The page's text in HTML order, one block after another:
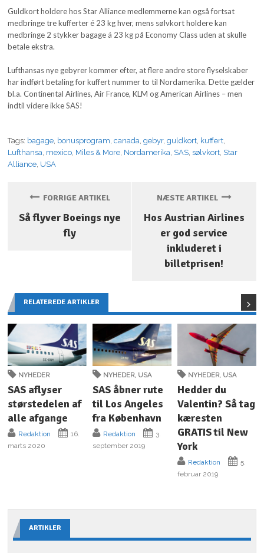
Guldkort holdere hos Star Alliance medlemmerne kan også fortsat
medbringe tre kufferter é 23 kg hver, mens sølvkort holdere kan
medbringe 2 stykker bagage á 23 kg på Economy Class uden at skulle
betale ekstra.
Lufthansas nye gebyrer kommer efter, at flere andre store flyselskaber
har indført betaling for kuffert nummer to til Nordamerika. Dette gælder
bl.a. Continental Airlines, Air France, KLM og American Airlines – men
indtil videre ikke SAS!
Tags: bagage, bonusprogram,canada,gebyr,guldkort, kuffert,
Lufthansa, mexico, Miles & More, Nordamerika, SAS,sølvkort, Star
Alliance, USA
FORRIGE ARTIKEL
Så flyver Boeings nye
fly
NÆSTE ARTIKEL
Hos Austrian Airlines
er god service
inkluderet i
billetprisen!
RELATEREDE ARTIKLER
NYHEDER
SAS aflyser
størstedelen af
alle afgange
Redaktion
16.
marts 2020
NYHEDER, USA
SAS åbner rute
til Los Angeles
fra København
Redaktion
3.
september 2019
NYHEDER, USA
Hedder du
Valentin? Så tag
kæresten
GRATIS til New
York
Redaktion
5.
februar 2019
ARTIKLER